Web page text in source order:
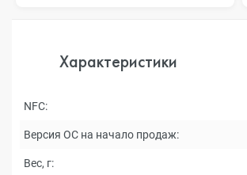
Характеристики
NFC:
Версия ОС на начало продаж:
Вес, г: